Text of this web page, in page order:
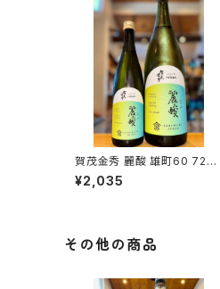
賀茂金秀 麗酸 雄町60 720
ml１本（金光酒造・広島県東
広島市黒瀬町）
¥2,035
その他の商品